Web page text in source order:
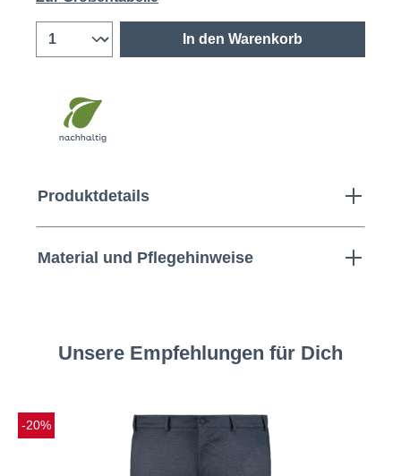
In den Warenkorb
Produktdetails
Material und Pflegehinweise
Unsere Empfehlungen für Dich
-20%